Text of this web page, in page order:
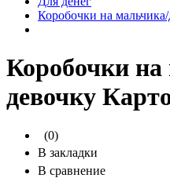
Коробочки на
Коробочки
девочку
(0)
В закладки
В сравнение